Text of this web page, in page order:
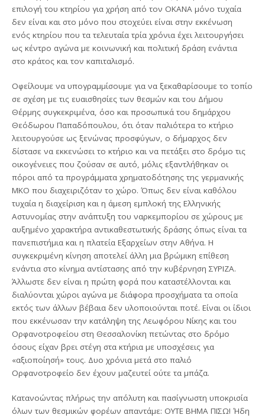
επιλογή του κτηρίου για χρήση από τον ΟΚΑΝΑ μόνο τυχαία
δεν είναι και στο μόνο που στοχεύει είναι στην εκκένωση
ενός κτηρίου που τα τελευταία τρία χρόνια έχει λειτουργήσει
ως κέντρο αγώνα με κοινωνική και πολιτική δράση ενάντια
στο κράτος και τον καπιταλισμό.
Οφείλουμε να υπογραμμίσουμε για να ξεκαθαρίσουμε το τοπίο
σε σχέση με τις ευαισθησίες των θεσμών και του Δήμου
Θέρμης συγκεκριμένα, όσο και προσωπικά του δημάρχου
Θεόδωρου Παπαδόπουλου, ότι όταν παλιότερα το κτήριο
λειτουργούσε ως ξενώνας προσφύγων, ο δήμαρχος δεν
δίστασε να εκκενώσει το κτήριο και να πετάξει στο δρόμο τις
οικογένειες που ζούσαν σε αυτό, μόλις εξαντλήθηκαν οι
πόροι από τα προγράμματα χρηματοδότησης της γερμανικής
ΜΚΟ που διαχειριζόταν το χώρο. Όπως δεν είναι καθόλου
τυχαία η διαχείριση και η άμεση εμπλοκή της Ελληνικής
Αστυνομίας στην ανάπτυξη του ναρκεμπορίου σε χώρους με
αυξημένο χαρακτήρα αντικαθεστωτικής δράσης όπως είναι τα
πανεπιστήμια και η πλατεία Εξαρχείων στην Αθήνα. Η
συγκεκριμένη κίνηση αποτελεί άλλη μια βρώμικη επίθεση
ενάντια στο κίνημα αντίστασης από την κυβέρνηση ΣΥΡΙΖΑ.
Άλλωστε δεν είναι η πρώτη φορά που καταστέλλονται και
διαλύονται χώροι αγώνα με διάφορα προσχήματα τα οποία
εκτός των άλλων βέβαια δεν υλοποιούνται ποτέ. Είναι οι ίδιοι
που εκκένωσαν την κατάληψη της Λεωφόρου Νίκης και του
Ορφανοτροφείου στη Θεσσαλονίκη πετώντας στο δρόμο
όσους είχαν βρει στέγη στα κτήρια με υποσχέσεις για
«αξιοποίησή» τους. Δυο χρόνια μετά στο παλιό
Ορφανοτροφείο δεν έχουν μαζευτεί ούτε τα μπάζα.
Κατανοώντας πλήρως την απόλυτη και πασίγνωστη υποκρισία
όλων των θεσμικών φορέων απαντάμε: OYTE BHMA ΠΙΣΩ! Ήδη